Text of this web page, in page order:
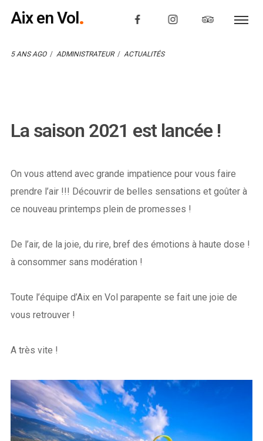
Aix en Vol
5 ANS AGO ADMINISTRATEUR ACTUALITÉS
La saison 2021 est lancée !
On vous attend avec grande impatience pour vous faire
prendre l’air !!! Découvrir de belles sensations et goûter à
ce nouveau printemps plein de promesses !
De l’air, de la joie, du rire, bref des émotions à haute dose !
à consommer sans modération !
Toute l’équipe d’Aix en Vol parapente se fait une joie de
vous retrouver !
A très vite !